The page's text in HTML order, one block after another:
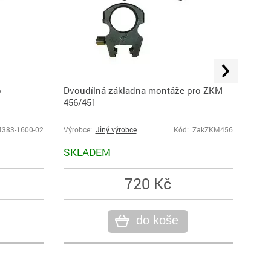
1600-02
Dvoudílná základna montáže pro ZKM
456/451
Výrobce: Jiný výrobce Kód: ZakZKM456
SKLADEM
720 Kč
do koše